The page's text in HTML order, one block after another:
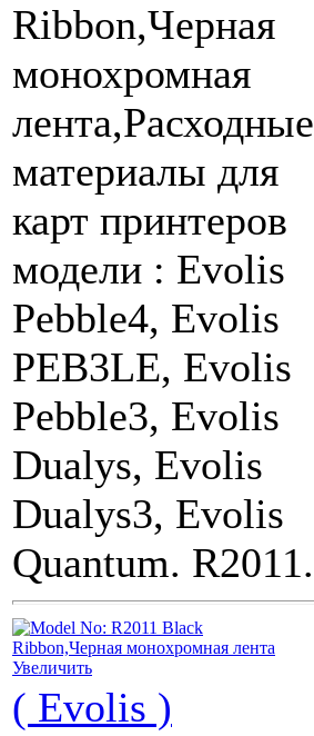
Ribbon,Черная
монохромная
лента,Расходные
материалы для
карт принтеров
модели : Evolis
Pebble4, Evolis
PEB3LE, Evolis
Pebble3, Evolis
Dualys, Evolis
Dualys3, Evolis
Quantum. R2011.
Увеличить
( Evolis )